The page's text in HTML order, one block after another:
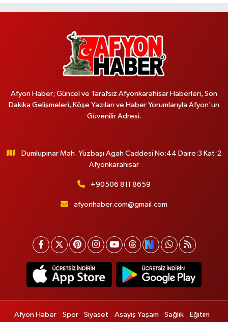
Afyon Haber; Güncel ve Tarafsız Afyonkarahisar Haberleri, Son
Dakika Gelişmeleri, Köşe Yazıları ve Haber Yorumlarıyla Afyon'un
Güvenilir Adresi.
Dumlupınar Mah. Yüzbaşı Agah Caddesi No:44 Daire:3 Kat:2
Afyonkarahisar
+90506 811 8659
afyonhaber.com@gmail.com
Afyon Haber Spor Siyaset Asayiş Yaşam Sağlık Eğitim